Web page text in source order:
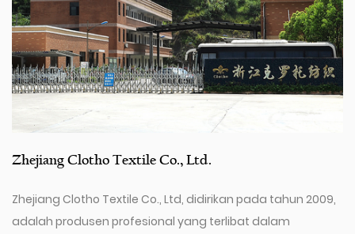
Zhejiang Clotho Textile Co., Ltd.
Zhejiang Clotho Textile Co., Ltd, didirikan pada tahun 2009,
adalah produsen profesional yang terlibat dalam